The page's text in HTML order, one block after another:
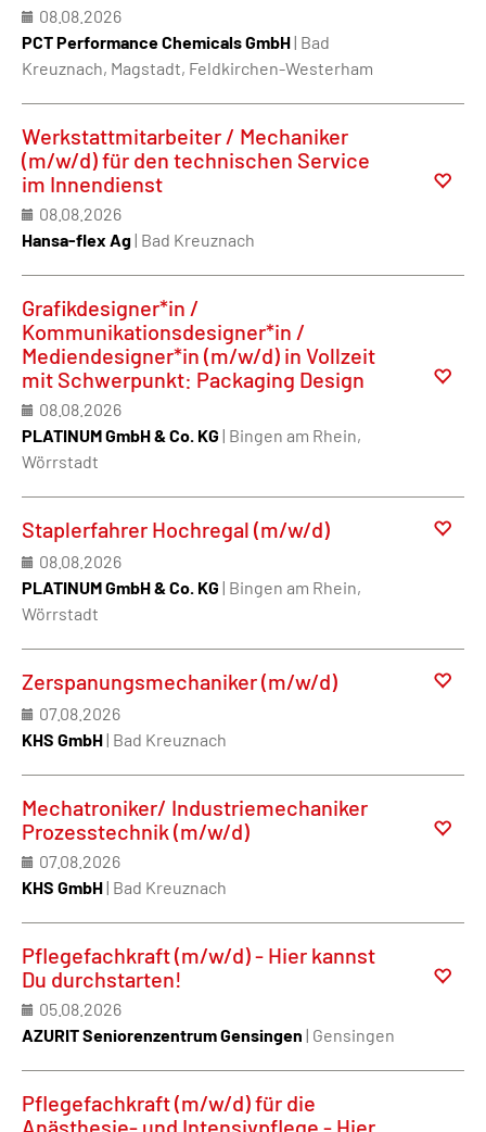
08.08.2026
PCT Performance Chemicals GmbH| Bad
Kreuznach, Magstadt, Feldkirchen-Westerham
Werkstattmitarbeiter / Mechaniker
(m/w/d) für den technischen Service
im Innendienst
08.08.2026
Hansa-flex Ag| Bad Kreuznach
Grafikdesigner*in /
Kommunikationsdesigner*in /
Mediendesigner*in (m/w/d) in Vollzeit
mit Schwerpunkt: Packaging Design
08.08.2026
PLATINUM GmbH & Co. KG | Bingen am Rhein,
Wörrstadt
Staplerfahrer Hochregal (m/w/d)
08.08.2026
PLATINUM GmbH & Co. KG | Bingen am Rhein,
Wörrstadt
Zerspanungsmechaniker (m/w/d)
07.08.2026
KHS GmbH| Bad Kreuznach
Mechatroniker/ Industriemechaniker
Prozesstechnik (m/w/d)
07.08.2026
KHS GmbH| Bad Kreuznach
Pflegefachkraft (m/w/d) - Hier kannst
Du durchstarten!
05.08.2026
AZURIT Seniorenzentrum Gensingen | Gensingen
Pflegefachkraft (m/w/d) für die
Anästhesie- und Intensivpflege - Hier